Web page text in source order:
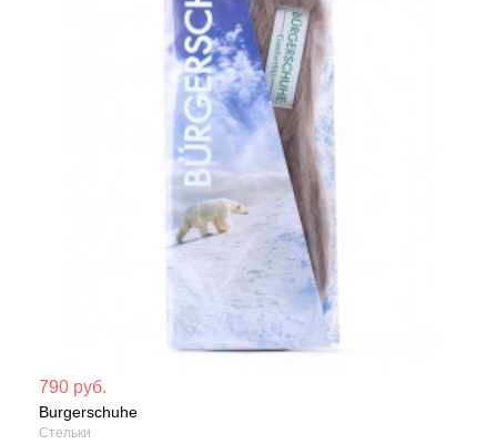
790 руб.
Burgerschuhe
Стельки